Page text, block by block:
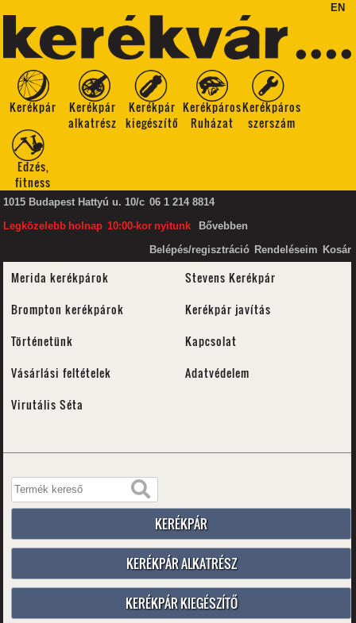
EN
Kerékpár
Kerékpár
alkatrész
Kerékpár
kiegészítő
Kerékpáros
Ruházat
Kerékpáros
szerszám
Edzés,
fitness
1015 Budapest Hattyú u. 10/c 06 1 214 8814
Legközelebb holnap 10:00-kor nyitunk
Bővebben
Belépés/regisztráció Rendeléseim Kosár
Merida kerékpárok
Stevens Kerékpár
Brompton kerékpárok
Kerékpár javítás
Történetünk
Kapcsolat
Vásárlási feltételek
Adatvédelem
Virutális Séta
KERÉKPÁR
KERÉKPÁR ALKATRÉSZ
KERÉKPÁR KIEGÉSZÍTŐ